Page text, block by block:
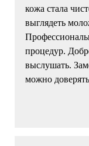
кожа стала
выглядеть
процедур.
выслушать.
можно